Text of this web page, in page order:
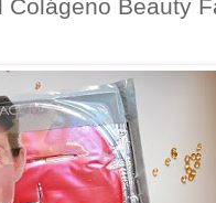
Colágeno Beauty